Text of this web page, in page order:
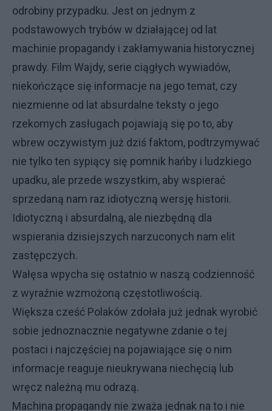
odrobiny przypadku. Jest on jednym z
podstawowych trybów w działającej od lat
machinie propagandy i zakłamywania historycznej
prawdy. Film Wajdy, serie ciągłych wywiadów,
niekończące się informacje na jego temat, czy
niezmienne od lat absurdalne teksty o jego
rzekomych zasługach pojawiają się po to, aby
wbrew oczywistym już dziś faktom, podtrzymywać
nie tylko ten sypiący się pomnik hańby i ludzkiego
upadku, ale przede wszystkim, aby wspierać
sprzedaną nam raz idiotyczną wersję historii.
Idiotyczną i absurdalną, ale niezbędną dla
wspierania dzisiejszych narzuconych nam elit
zastępczych.
Wałęsa wpycha się ostatnio w naszą codzienność
z wyraźnie wzmożoną częstotliwością.
Większa cześć Polaków zdołała już jednak wyrobić
sobie jednoznacznie negatywne zdanie o tej
postaci i najczęściej na pojawiające się o nim
informacje reaguje nieukrywana niechęcią lub
wręcz należną mu odrazą.
Machina propagandy nie zważa jednak na to i nie